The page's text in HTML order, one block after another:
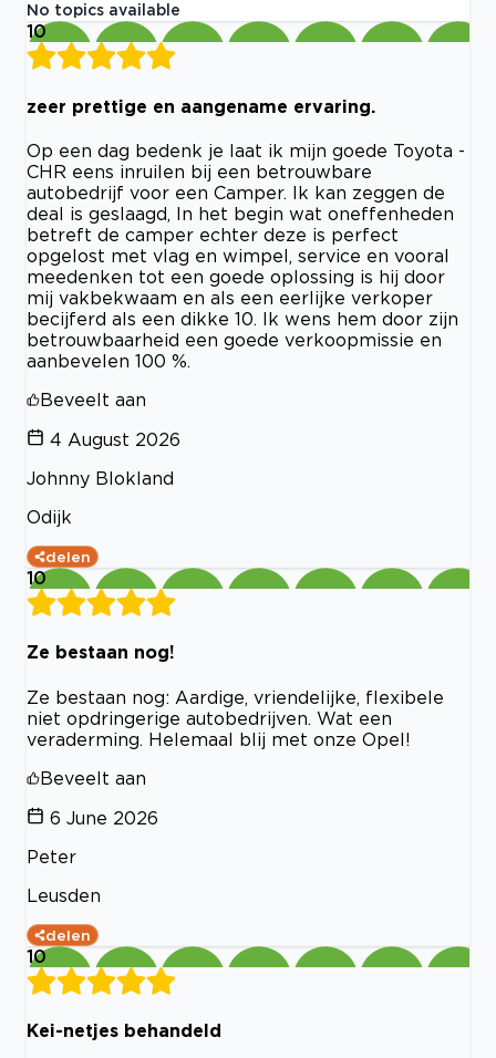
No topics available
10
zeer prettige en aangename ervaring.
Op een dag bedenk je laat ik mijn goede Toyota -
CHR eens inruilen bij een betrouwbare
autobedrijf voor een Camper. Ik kan zeggen de
deal is geslaagd, In het begin wat oneffenheden
betreft de camper echter deze is perfect
opgelost met vlag en wimpel, service en vooral
meedenken tot een goede oplossing is hij door
mij vakbekwaam en als een eerlijke verkoper
becijferd als een dikke 10. Ik wens hem door zijn
betrouwbaarheid een goede verkoopmissie en
aanbevelen 100 %.
Beveelt aan
4 August 2026
Johnny Blokland
Odijk
delen
10
Ze bestaan nog!
Ze bestaan nog: Aardige, vriendelijke, flexibele
niet opdringerige autobedrijven. Wat een
veraderming. Helemaal blij met onze Opel!
Beveelt aan
6 June 2026
Peter
Leusden
delen
10
Kei-netjes behandeld